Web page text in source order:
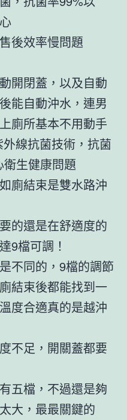
後效率慢問題
開閉蓋，以及自動
能自動沖水，連男
廁所基本不用動手
線抗菌技術，抗菌
生健康問題
廁結束是雙水路沖
的還是在舒適度的
9檔可調！
不同的，9檔的調節
結束後都能找到一
度合適真的是越沖
不足，開關蓋都要
五檔，不過還是夠
大，最最關鍵的